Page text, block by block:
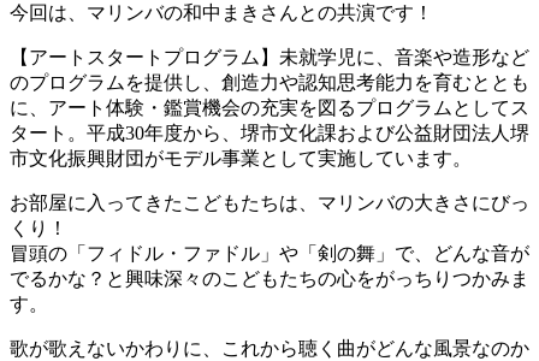
今回は、マリンバの和中まきさんとの共演です！
【アートスタートプログラム】未就学児に、音楽や造形など
のプログラムを提供し、創造力や認知思考能力を育むととも
に、アート体験・鑑賞機会の充実を図るプログラムとしてス
タート。平成30年度から、堺市文化課および公益財団法人堺
市文化振興財団がモデル事業として実施しています。
お部屋に入ってきたこどもたちは、マリンバの大きさにびっ
くり！
冒頭の「フィドル・ファドル」や「剣の舞」で、どんな音が
でるかな？と興味深々のこどもたちの心をがっちりつかみま
す。
歌が歌えないかわりに、これから聴く曲がどんな風景なのか